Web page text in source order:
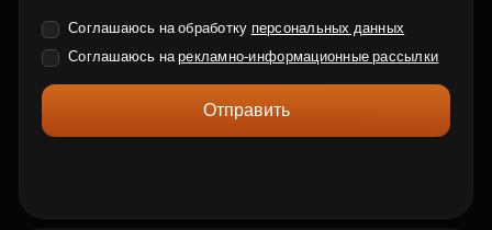
Соглашаюсь на обработку персональных данных
Соглашаюсь нарекламно-информационные рассылки
Отправить